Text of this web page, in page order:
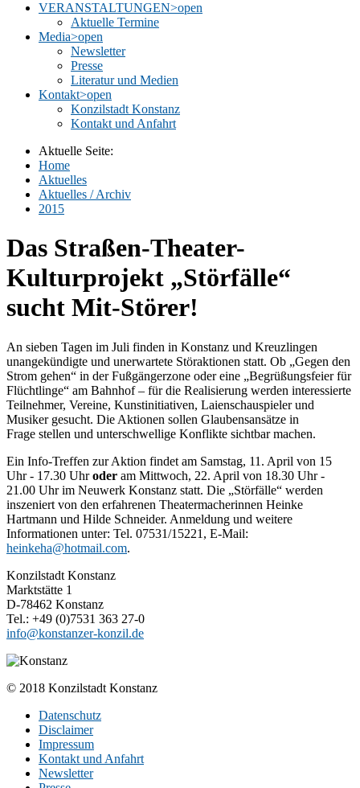
VERANSTALTUNGEN>open
Aktuelle Termine
Media>open
Newsletter
Presse
Literatur und Medien
Kontakt>open
Konzilstadt Konstanz
Kontakt und Anfahrt
Aktuelle Seite:
Home
Aktuelles
Aktuelles / Archiv
2015
Das Straßen-Theater-
Kulturprojekt „Störfälle“
sucht Mit-Störer!
An sieben Tagen im Juli finden in Konstanz und Kreuzlingen
unangekündigte und unerwartete Störaktionen statt. Ob „Gegen den
Strom gehen“ in der Fußgängerzone oder eine „Begrüßungsfeier für
Flüchtlinge“ am Bahnhof – für die Realisierung werden interessierte
Teilnehmer, Vereine, Kunstinitiativen, Laienschauspieler und
Musiker gesucht. Die Aktionen sollen Glaubensansätze in
Frage stellen und unterschwellige Konflikte sichtbar machen.
Ein Info-Treffen zur Aktion findet am Samstag, 11. April von 15
Uhr - 17.30 Uhroder am Mittwoch, 22. April von 18.30 Uhr -
21.00 Uhr im Neuwerk Konstanz statt. Die „Störfälle“ werden
inszeniert von den erfahrenen Theatermacherinnen Heinke
Hartmann und Hilde Schneider. Anmeldung und weitere
Informationen unter: Tel. 07531/15221, E-Mail:
heinkeha@hotmail.com.
Konzilstadt Konstanz
Marktstätte 1
D-78462 Konstanz
Tel.: +49 (0)7531 363 27-0
info@konstanzer-konzil.de
© 2018 Konzilstadt Konstanz
Datenschutz
Disclaimer
Impressum
Kontakt und Anfahrt
Newsletter